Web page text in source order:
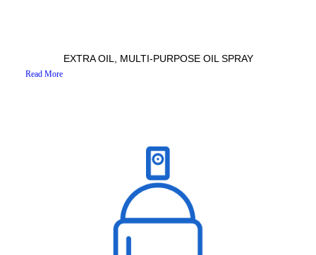
EXTRA OIL, MULTI-PURPOSE OIL SPRAY
Read More